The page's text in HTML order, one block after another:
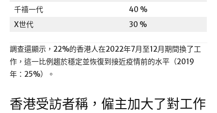
千禧一代
40 %
X世代
30 %
調查還顯示，22%的香港人在2022年7月至12月期間換了工
作，這一比例趨於穩定並恢復到接近疫情前的水平（2019
年：25%）。
香港受訪者稱，僱主加大了對工作